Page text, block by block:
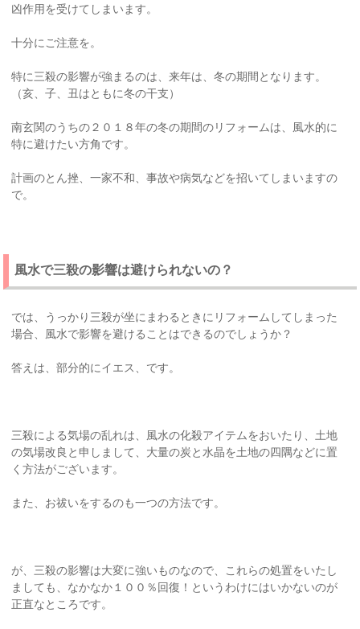
凶作用を受けてしまいます。
十分にご注意を。
特に三殺の影響が強まるのは、来年は、冬の期間となります。
（亥、子、丑はともに冬の干支）
南玄関のうちの２０１８年の冬の期間のリフォームは、風水的に
特に避けたい方角です。
計画のとん挫、一家不和、事故や病気などを招いてしまいますの
で。
風水で三殺の影響は避けられないの？
では、うっかり三殺が坐にまわるときにリフォームしてしまった
場合、風水で影響を避けることはできるのでしょうか？
答えは、部分的にイエス、です。
三殺による気場の乱れは、風水の化殺アイテムをおいたり、土地
の気場改良と申しまして、大量の炭と水晶を土地の四隅などに置
く方法がございます。
また、お祓いをするのも一つの方法です。
が、三殺の影響は大変に強いものなので、これらの処置をいたし
ましても、なかなか１００％回復！というわけにはいかないのが
正直なところです。